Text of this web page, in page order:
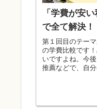
「学費が安
で全て解決！
第１回目のテー
の学費比較です
いですよね。今
推薦などで、自